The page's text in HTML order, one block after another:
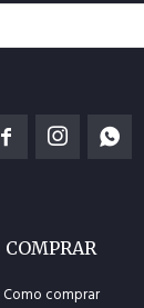
COMPRAR
Como comprar
  